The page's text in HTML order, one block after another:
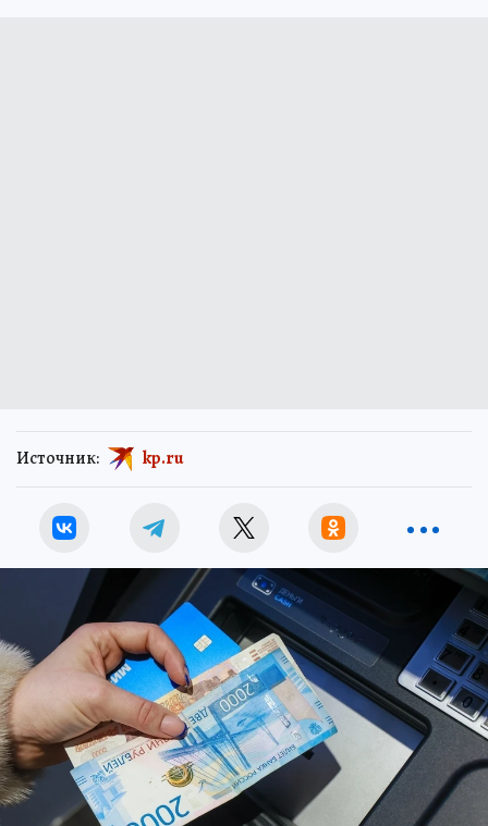
Источник: kp.ru